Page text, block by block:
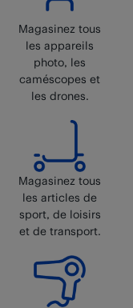
Magasinez tous
les appareils
photo, les
caméscopes et
les drones.
Magasinez tous
les articles de
sport, de loisirs
et de transport.